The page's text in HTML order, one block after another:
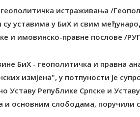
истраживања /
уставима у БиХ и свим
и имовинско-правне послове /
БиХ - геополитичка и правна
измјена", у потпуности је
Уставу Републике Српске и
и основним слободама, поручили